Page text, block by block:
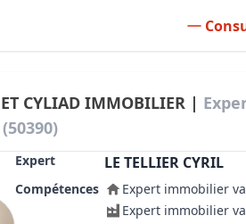
CYLIAD IMMOBILIER |
(50390)
Expert LE TELLIER CYRIL
Compétences
Expert immobilier
Expert immobilier